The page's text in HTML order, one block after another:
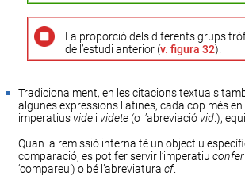
La proporció dels diferents grups
de l’estudi anterior (v. figura 32).
Tradicionalment, en les citacions textuals
algunes expressions llatines, cada cop més
imperatiusvide i videte (o l’abreviacióvid.),
Quan la remissió interna té un objectiu
comparació, es pot fer servir l’imperatiu confer
‘compareu’) o bé l’abreviatura cf.